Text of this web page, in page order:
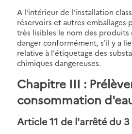
A l'intérieur de l'installation
réservoirs et autres emballages
très lisibles le nom des produits
danger conformément, s'il y a
relative à l'étiquetage des
chimiques dangereuses.
Chapitre III :
consommation
Article 11 de l'arrêté du